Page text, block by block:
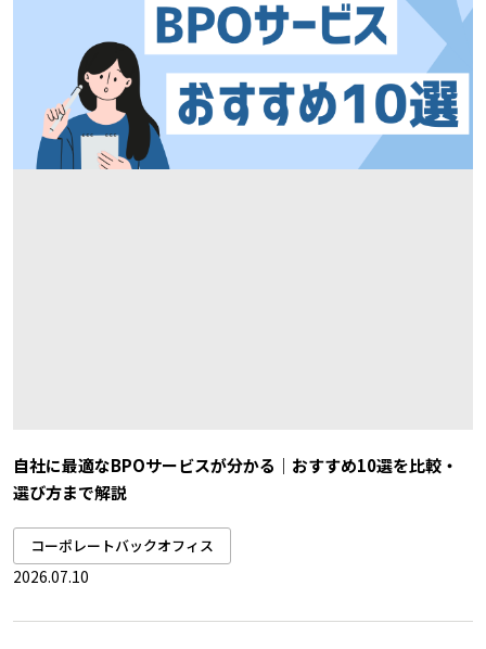
自社に最適なBPOサービスが分かる｜おすすめ10選を比較・
選び方まで解説
コーポレートバックオフィス
2026.07.10